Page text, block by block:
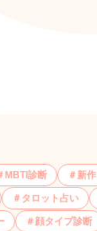
MBTI診断 新
タロット占い
顔タイプ診断